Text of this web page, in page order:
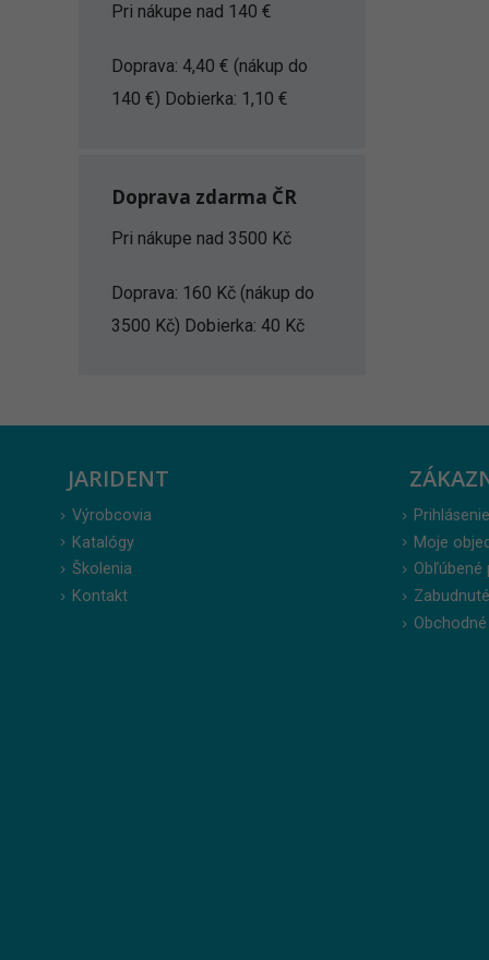
Pri nákupe nad 140 €
Doprava: 4,40 € (nákup do
140 €) Dobierka: 1,10 €
Doprava zdarma ČR
Pri nákupe nad 3500 Kč
Doprava: 160 Kč (nákup do
3500 Kč) Dobierka: 40 Kč
JARIDENT
Výrobcovia
Katalógy
Školenia
Kontakt
Moje
Obľúbené